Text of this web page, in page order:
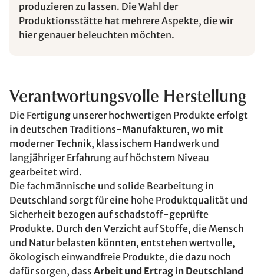
produzieren zu lassen. Die Wahl der
Produktionsstätte hat mehrere Aspekte, die wir
hier genauer beleuchten möchten.
Verantwortungsvolle Herstellung
Die Fertigung unserer hochwertigen Produkte erfolgt
in deutschen Traditions-Manufakturen, wo mit
moderner Technik, klassischem Handwerk und
langjähriger Erfahrung auf höchstem Niveau
gearbeitet wird.
Die fachmännische und solide Bearbeitung in
Deutschland sorgt für eine hohe Produktqualität und
Sicherheit bezogen auf schadstoff-geprüfte
Produkte. Durch den Verzicht auf Stoffe, die Mensch
und Natur belasten könnten, entstehen wertvolle,
ökologisch einwandfreie Produkte, die dazu noch
dafür sorgen, dass Arbeit und Ertrag in Deutschland